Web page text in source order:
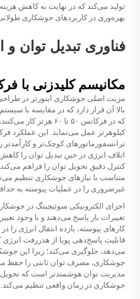
تولید می‌کند که در نهایت به کاهش
بهره‌وری در کاربردهای جوشکاری
فناوری تبدیل توان
مکانیسم کلیدزنی با
مزیت اصلی جوشکاری اینورتر در
بالا آن قرار دارد که در مقایسه با
کیلوهرتز عمل می‌نماید. این عملکرد
ترانسفورماتورهای کوچک‌تر و
اتلاف انرژی در حین تبدیل توان را
کنترل دقیق تحویل توان را فراهم
متناسب با نیازهای جوشکاری تنظیم
غیرضروری را در عملیات پیوسته به
اجزای الکترونیکی سوئیچینگ در
تغییرات بار پاسخ می‌دهند و با وجود
کارهای پیوسته، بازده انتقال انرژی
قابلیت پاسخ‌دهی پویا از هدررفت
می‌دهد، جلوگیری می‌کند؛ زیرا این
جوشکاری، مصرف توان ثابتی را حفظ
مدیریت توان هوشمندتر است که
جوشکاری در زمان واقعی تنظیم می‌کند.